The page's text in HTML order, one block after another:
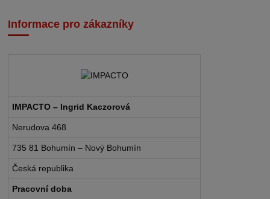
Informace pro zákazníky
IMPACTO – Ingrid Kaczorová
Nerudova 468
735 81 Bohumín – Nový Bohumín
Česká republika
Pracovní doba